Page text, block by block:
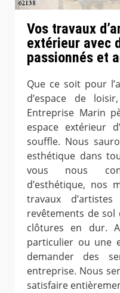
Vos travaux
extérieur avec
passionnés et
Que ce soit pour
d’espace de
Entreprise Marin
espace extérieur
souffle. Nous
esthétique dans
vous nous
d’esthétique, nos
travaux
revêtements de sol
clôtures en dur.
particulier ou une
demander des
entreprise. Nous
satisfaire